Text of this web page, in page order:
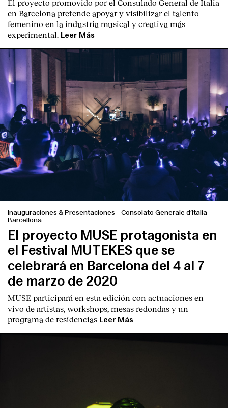
English Español Italiano Català
El proyecto promovido por el Consulado General de Italia
en Barcelona pretende apoyar y visibilizar el talento
femenino en la industria musical y creativa más
experimental.
Leer Más
Inauguraciones & Presentaciones - Consolato Generale d’Italia
Barcellona
El proyecto MUSE protagonista en
el Festival MUTEKES que se
celebrará en Barcelona del 4 al 7
de marzo de 2020
MUSE participará en esta edición con actuaciones en
vivo de artistas, workshops, mesas redondas y un
programa de residencias Leer Más